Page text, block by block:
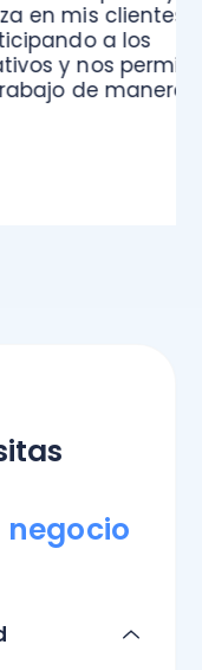
clientes.
a los
permite
manera